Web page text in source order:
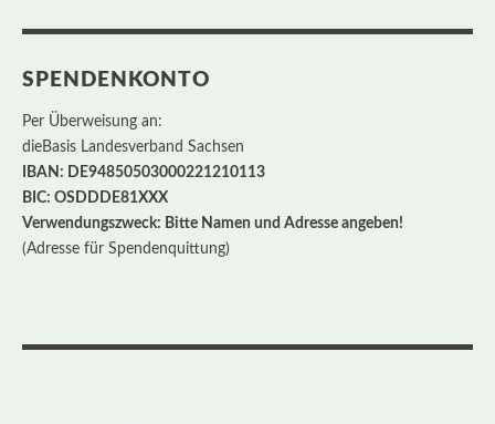
SPENDENKONTO
Per Überweisung an:
dieBasis Landesverband Sachsen
IBAN: DE94850503000221210113
BIC: OSDDDE81XXX
Verwendungszweck: Bitte Namen und Adresse angeben!
(Adresse für Spendenquittung)